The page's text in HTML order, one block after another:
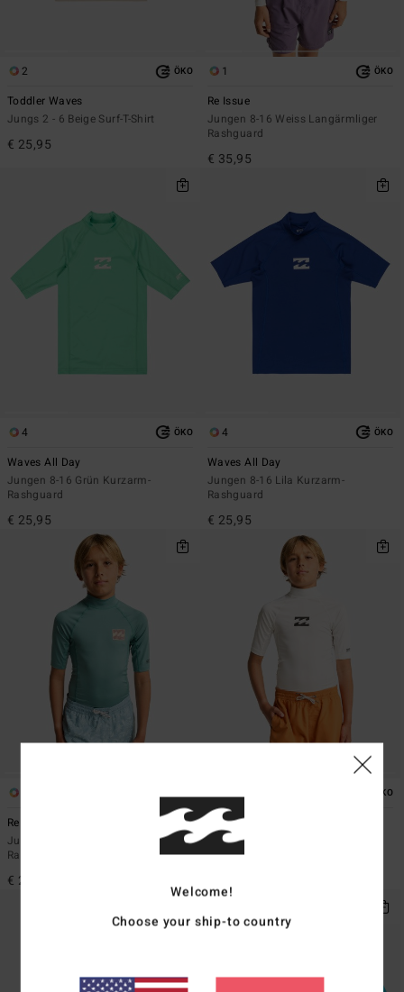
2 ÖKO
Toddler Waves
Jungs 2 - 6 Beige Surf-T-Shirt
€ 25,95
1 ÖKO
Re Issue
Jungen 8-16 Weiss Langärmliger
Rashguard
€ 35,95
4 ÖKO
Waves All Day
Jungen 8-16 Grün Kurzarm-
Rashguard
€ 25,95
4 ÖKO
Waves All Day
Jungen 8-16 Lila Kurzarm-
Rashguard
€ 25,95
Re Issue
Jungen 8-16 Grün Kurzarm-
Rashguard
€ 29,95
4 ÖKO
Waves All Day
Jungen 8-16 Weiss Kurzarm-
Rashguard
Welcome!
Choose your ship-to country